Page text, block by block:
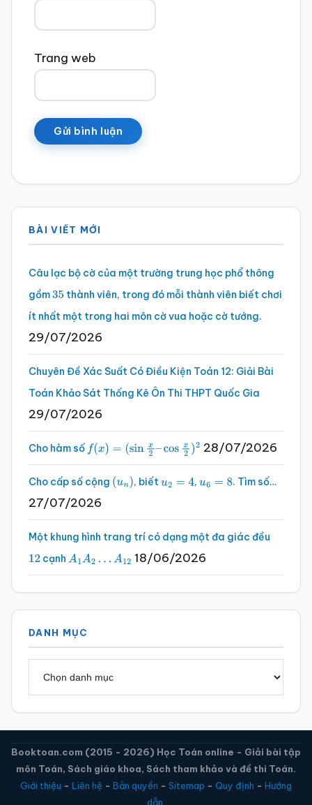
Trang web
Sidebar
chính
BÀI VIẾT MỚI
Câu lạc bộ cờ của một trường trung học phổ thông
gồm35 thành viên, trong đó mỗi thành viên biết chơi
ít nhất một trong hai môn cờ vua hoặc cờ tướng.
29/07/2026
Chuyên Đề Xác Suất Có Điều Kiện Toán 12: Giải Bài
Toán Khảo Sát Thống Kê Ôn Thi THPT Quốc Gia
29/07/2026
Cho hàm số f(x)=(sinx2 –cosx2 )2 28/07/2026
Cho cấp số cộng (un), biếtu2 =4 , u6 =8 . Tìm số…
27/07/2026
Một khung hình trang trí có dạng một đa giác đều
12 cạnh A1A2…A 12 18/06/2026
DANH MỤC
Booktoan.com (2015 - 2026) Học Toán online - Giải bài tập
môn Toán, Sách giáo khoa, Sách tham khảo và đề thi Toán.
Giới thiệu - Liên hệ - Bản quyền - Sitemap - Quy định - Hướng
dẫn.